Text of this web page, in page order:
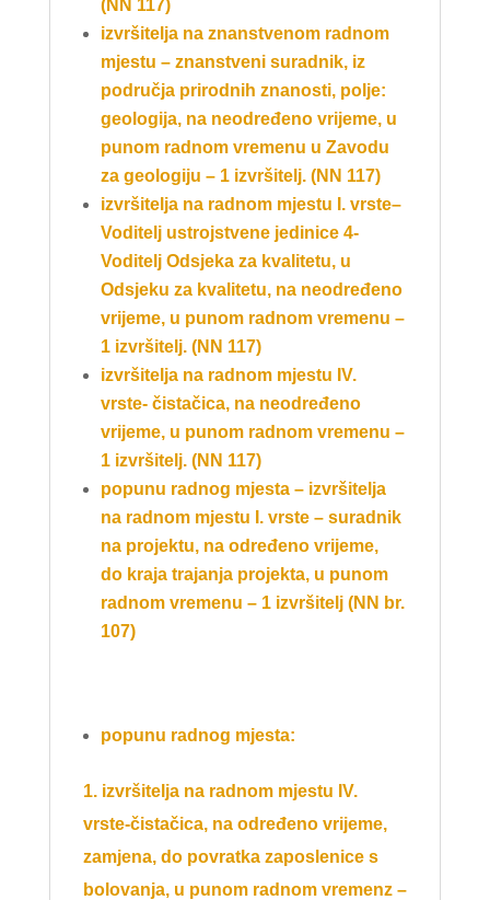
(NN 117)
izvršitelja na znanstvenom radnom
mjestu – znanstveni suradnik, iz
područja prirodnih znanosti, polje:
geologija, na neodređeno vrijeme, u
punom radnom vremenu u Zavodu
za geologiju – 1 izvršitelj. (NN 117)
izvršitelja na radnom mjestu I. vrste–
Voditelj ustrojstvene jedinice 4-
Voditelj Odsjeka za kvalitetu, u
Odsjeku za kvalitetu, na neodređeno
vrijeme, u punom radnom vremenu –
1 izvršitelj. (NN 117)
izvršitelja na radnom mjestu IV.
vrste- čistačica, na neodređeno
vrijeme, u punom radnom vremenu –
1 izvršitelj. (NN 117)
popunu radnog mjesta – izvršitelja
na radnom mjestu I. vrste – suradnik
na projektu, na određeno vrijeme,
do kraja trajanja projekta, u punom
radnom vremenu – 1 izvršitelj (NN br.
107)
popunu radnog mjesta:
1. izvršitelja na radnom mjestu IV.
vrste-čistačica, na određeno vrijeme,
zamjena, do povratka zaposlenice s
bolovanja, u punom radnom vremenz –